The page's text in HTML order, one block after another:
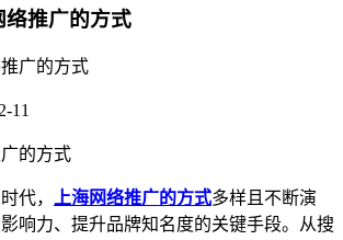
推广的方式
广的方式
11
的方式
代， 上海网络推广的方式多样且不断演
响力、提升品牌知名度的关键手段。从搜